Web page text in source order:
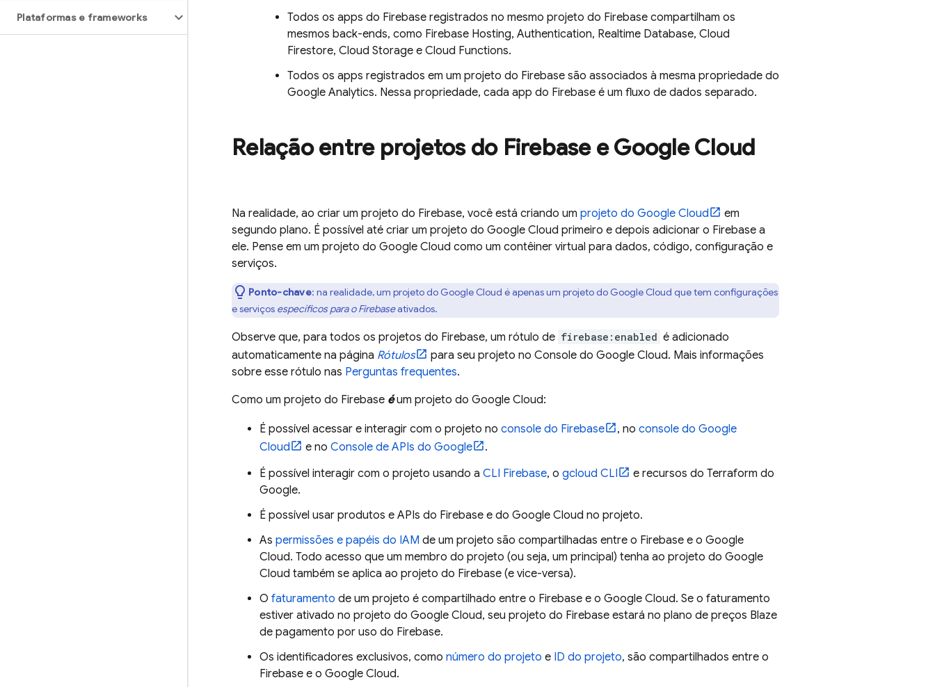
Plataformas e frameworks
Todos os apps do Firebase registrados no mesmo projeto do Firebase compartilham os
mesmos back-ends, como Firebase Hosting, Authentication, Realtime Database, Cloud
Firestore, Cloud Storage e Cloud Functions.
Todos os apps registrados em um projeto do Firebase são associados à mesma propriedade do
Google Analytics. Nessa propriedade, cada app do Firebase é um fluxo de dados separado.
Relação entre projetos do Firebase eGoogle Cloud
Na realidade, ao criar um projeto do Firebase, você está criando um projeto do Google Cloud
em
segundo plano. É possível até criar um projeto do Google Cloud primeiro e depois adicionar o Firebase a
ele. Pense em um projeto do Google Cloud como um contêiner virtual para dados, código, configuração e
serviços.
Ponto-chave: na realidade, um projeto do Google Cloud é apenas um projeto do Google Cloud que tem configurações
e serviços específicos para o Firebaseativados.
Observe que, para todos os projetos do Firebase, um rótulo de firebase:enabled é adicionado
automaticamente na página Rótulos para seu projeto no Console do Google Cloud. Mais informações
sobre esse rótulo nas Perguntas frequentes.
Como um projeto do Firebase éum projeto doGoogle Cloud:
É possível acessar e interagir com o projeto no console do Firebase , no console do Google
Cloud
e no Console de APIs do Google
.
É possível interagir com o projeto usando a CLI Firebase, o gcloud CLI
e recursos do Terraform do
Google.
É possível usar produtos e APIs do Firebase e do Google Cloud no projeto.
As permissões e papéis do IAM de um projeto são compartilhadas entre o Firebase e o Google
Cloud. Todo acesso que um membro do projeto (ou seja, um principal) tenha ao projeto do Google
Cloud também se aplica ao projeto do Firebase (e vice-versa).
O faturamento de um projeto é compartilhado entre o Firebase e o Google Cloud. Se o faturamento
estiver ativado no projeto do Google Cloud, seu projeto do Firebase estará no plano de preços Blaze
de pagamento por uso do Firebase.
Os identificadores exclusivos, como número do projeto e ID do projeto, são compartilhados entre o
Firebase e o Google Cloud.